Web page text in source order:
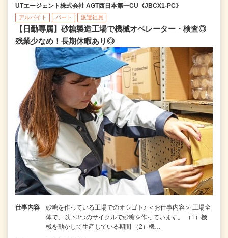
UTエージェント株式会社 AGT西日本第一CU《JBCX1-PC》
アルバイト パート 派遣社員
【日勤専属】砂糖製造工場で機械オペレーター・検査◎
残業少なめ！長期休暇あり◎
仕事内容
砂糖を作っている工場でのオシゴト♪ ＜お仕事内容＞ 工場全
体で、以下3つのサイクルで砂糖を作っています。 （1）機
械を動かして生産している期間 （2）機…